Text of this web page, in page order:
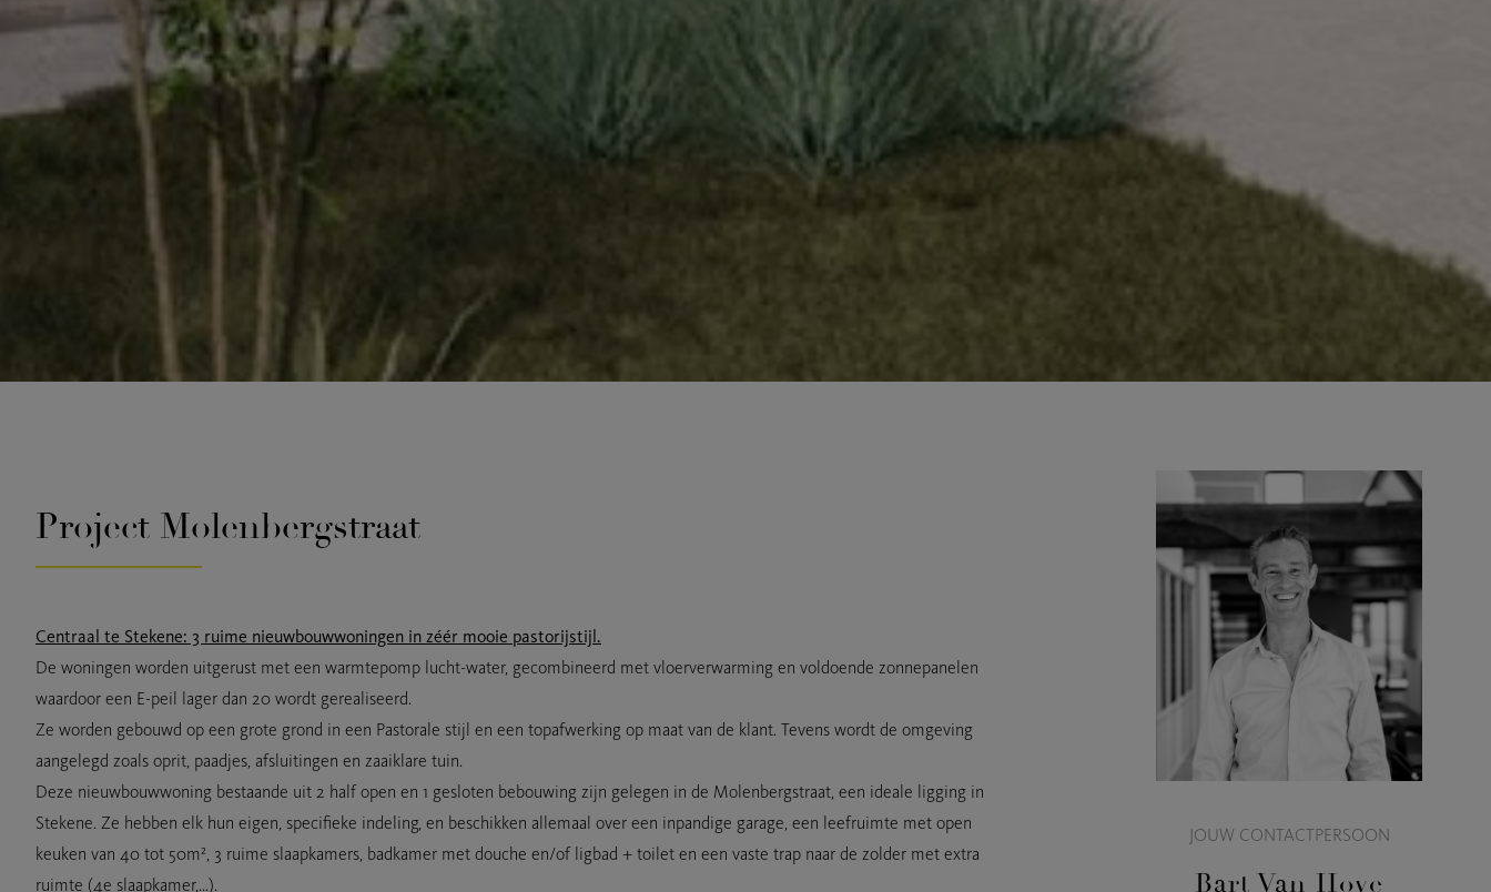
Project Molenbergstraat
Centraal te Stekene: 3 ruime nieuwbouwwoningen in zéér mooie pastorijstijl.
De woningen worden uitgerust met een warmtepomp lucht-water, gecombineerd met vloerverwarming en voldoende zonnepanelen
waardoor een E-peil lager dan 20 wordt gerealiseerd.
Ze worden gebouwd op een grote grond in een Pastorale stijl en een topafwerking op maat van de klant. Tevens wordt de omgeving
aangelegd zoals oprit, paadjes, afsluitingen en zaaiklare tuin.
Deze nieuwbouwwoning bestaande uit 2 half open en 1 gesloten bebouwing zijn gelegen in de Molenbergstraat, een ideale ligging in
Stekene. Ze hebben elk hun eigen, specifieke indeling, en beschikken allemaal over een inpandige garage, een leefruimte met open
keuken van 40 tot 50m², 3 ruime slaapkamers, badkamer met douche en/of ligbad + toilet en een vaste trap naar de zolder met extra
ruimte (4e slaapkamer,...).
JOUW CONTACTPERSOON
Bart Van Hoye